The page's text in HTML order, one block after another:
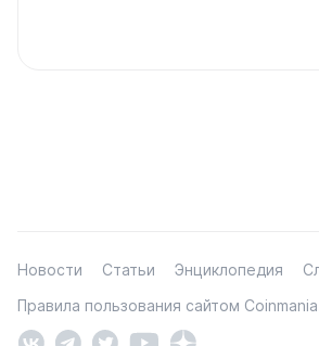
Новости Статьи Энциклопедия
Правила пользования сайтом